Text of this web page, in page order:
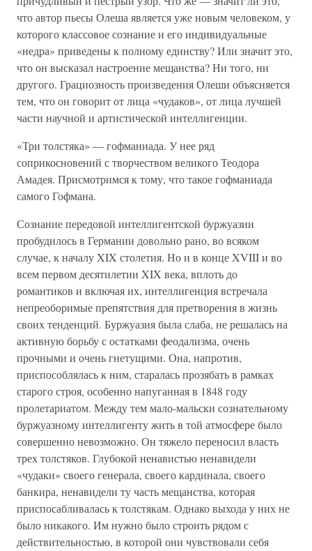
что автор пьесы Олеша является уже новым человеком, у
которого классовое сознание и его индивидуальные
«недра» приведены к полному единству? Или значит это,
что он высказал настроение мещанства? Ни того, ни
другого. Грациозность произведения Олеши объясняется
тем, что он говорит от лица «чудаков», от лица лучшей
части научной и артистической интеллигенции.
«Три толстяка» — гофманиада. У нее ряд
соприкосновений с творчеством великого Теодора
Амадея. Присмотримся к тому, что такое гофманиада
самого Гофмана.
Сознание передовой интеллигентской буржуазии
пробудилось в Германии довольно рано, во всяком
случае, к началу XIX столетия. Но и в конце XVIII и во
всем первом десятилетии XIX века, вплоть до
романтиков и включая их, интеллигенция встречала
непреоборимые препятствия для претворения в жизнь
своих тенденций. Буржуазия была слаба, не решалась на
активную борьбу с остатками феодализма, очень
прочными и очень гнетущими. Она, напротив,
приспособлялась к ним, старалась прозябать в рамках
старого строя, особенно напуганная в 1848 году
пролетариатом. Между тем мало-мальски сознательному
буржуазному интеллигенту жить в той атмосфере было
совершенно невозможно. Он тяжело переносил власть
трех толстяков. Глубокой ненавистью ненавидели
«чудаки» своего генерала, своего кардинала, своего
банкира, ненавидели ту часть мещанства, которая
приспосабливалась к толстякам. Однако выхода у них не
было никакого. Им нужно было строить рядом с
действительностью, в которой они чувствовали себя